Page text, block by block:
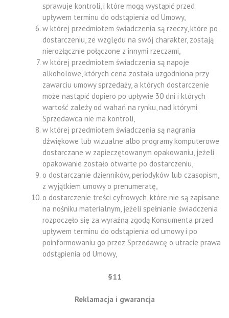
sprawuje kontroli, i które mogą wystąpić przed
upływem terminu do odstąpienia od Umowy,
w której przedmiotem świadczenia są rzeczy, które po
dostarczeniu, ze względu na swój charakter, zostają
nierozłącznie połączone z innymi rzeczami,
w której przedmiotem świadczenia są napoje
alkoholowe, których cena została uzgodniona przy
zawarciu umowy sprzedaży, a których dostarczenie
może nastąpić dopiero po upływie 30 dni i których
wartość zależy od wahań na rynku, nad którymi
Sprzedawca nie ma kontroli,
w której przedmiotem świadczenia są nagrania
dźwiękowe lub wizualne albo programy komputerowe
dostarczane w zapieczętowanym opakowaniu, jeżeli
opakowanie zostało otwarte po dostarczeniu,
o dostarczanie dzienników, periodyków lub czasopism,
z wyjątkiem umowy o prenumeratę,
o dostarczenie treści cyfrowych, które nie są zapisane
na nośniku materialnym, jeżeli spełnianie świadczenia
rozpoczęło się za wyraźną zgodą Konsumenta przed
upływem terminu do odstąpienia od umowy i po
poinformowaniu go przez Sprzedawcę o utracie prawa
odstąpienia od Umowy,
§11
Reklamacja i gwarancja